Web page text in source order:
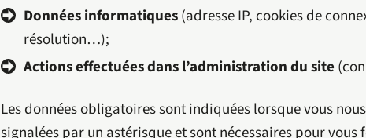
Données informatiques (adresse IP, cookies de
résolution…);
Actions effectuées dans l’administration du site
Les données obligatoires sont indiquées lorsque vous
signalées par un astérisque et sont nécessaires pour vous